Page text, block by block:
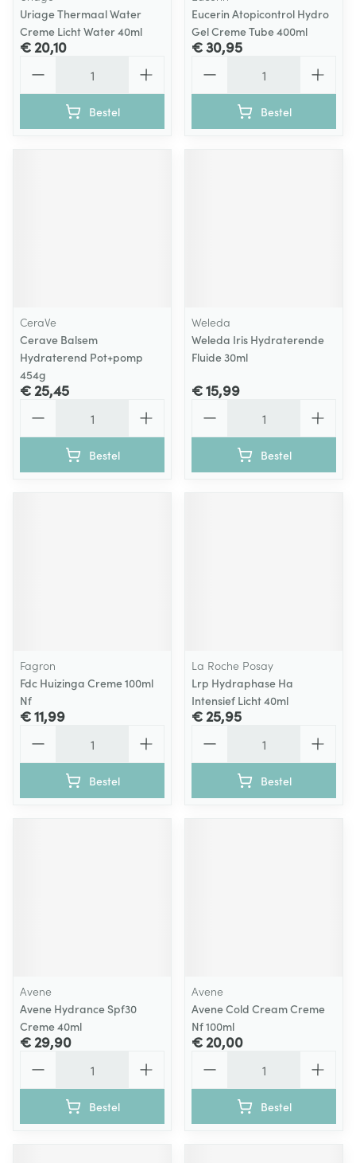
Uriage Thermaal Water
Creme Licht Water 40ml
€ 20,10
Bestel
Eucerin Atopicontrol Hydro
Gel Creme Tube 400ml
€ 30,95
Bestel
CeraVe
Cerave Balsem
Hydraterend Pot+pomp
454g
€ 25,45
Bestel
Weleda
Weleda Iris Hydraterende
Fluide 30ml
€ 15,99
Bestel
Fagron
Fdc Huizinga Creme 100ml
Nf
€ 11,99
Bestel
La Roche Posay
Lrp Hydraphase Ha
Intensief Licht 40ml
€ 25,95
Bestel
Avene
Avene Hydrance Spf30
Creme 40ml
€ 29,90
Bestel
Avene
Avene Cold Cream Creme
Nf 100ml
€ 20,00
Bestel